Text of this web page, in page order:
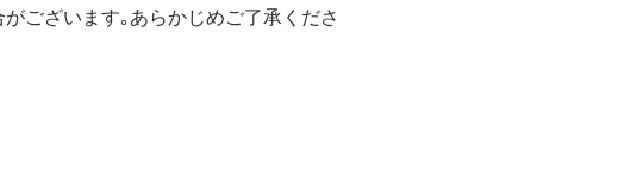
ございます｡あらかじめご了承くださ